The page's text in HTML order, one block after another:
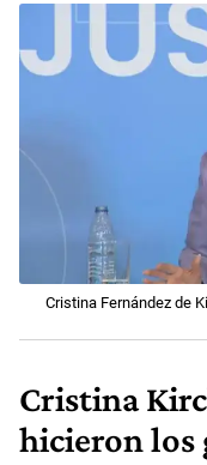
Cristina Fernández de
Cristina
hicieron los